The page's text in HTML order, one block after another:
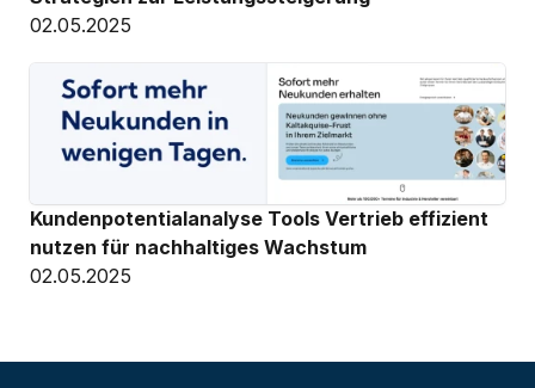
02.05.2025
Kundenpotentialanalyse Tools Vertrieb effizient
nutzen für nachhaltiges Wachstum
02.05.2025